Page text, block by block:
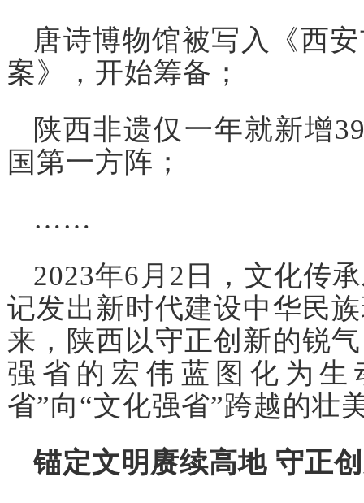
唐诗博物馆被写入《西
案》，开始筹备；
陕西非遗仅一年就新增
国第一方阵；
……
2023年6月2日，文化传
记发出新时代建设中华民
来，陕西以守正创新的锐
强省的宏伟蓝图化为
省”向“文化强省”跨越的壮
锚定文明赓续高地 守正